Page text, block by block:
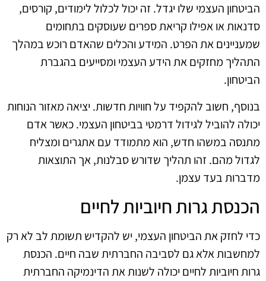
הביטחון העצמי שלו יגדל. זה יכול לכלול לימודים, קורסים,
סדנאות או אפילו קריאת ספרים שעוסקים בתחומים
שמעניינים את הפרט. המידע והכלים שהאדם רוכש במהלך
התהליך מחזקים את הידע העצמי ומסייעים בהגברת
הביטחון.
בנוסף, חשוב להקפיד על חוויות חדשות. יציאה מאזור הנוחות
יכולה להוביל לגידול דרמטי בביטחון העצמי. כאשר אדם
מתנסה במשהו חדש, הוא מתמודד עם אתגרים ומצליח
לגדול מהם. זהו תהליך שדורש סבלנות, אך התוצאות
מדברות בעד עצמן.
הכנסת גרות חיוביות לחיים
כדי לחזק את הביטחון העצמי, יש להקדיש תשומת לב לא רק
למחשבות אלא גם לסביבה החברתית שבה חיים. הכנסת
גרות חיוביות לחיים יכולה לשנות את הדינמיקה החברתית